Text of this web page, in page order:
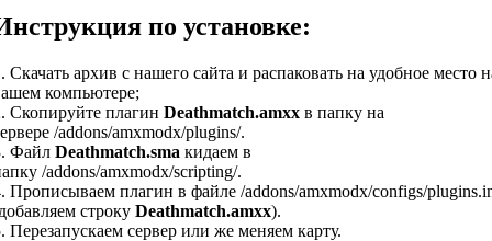
по установке:
Скачать архив с нашего сайта и распаковать на удобное место
компьютере;
Скопируйте плагин Deathmatch.amxx в папку на
/addons/amxmodx/plugins/.
Файл Deathmatch.sma кидаем в
/addons/amxmodx/scripting/.
Прописываем плагин в файле /addons/amxmodx/configs/
строку Deathmatch.amxx).
Перезапускаем сервер или же меняем карту.